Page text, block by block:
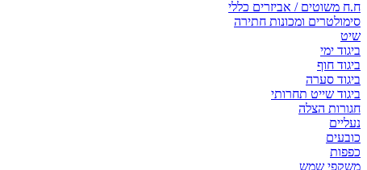
ח.ח משוטים / אביזרים כללי
סימולטרים ומכונות חתירה
שיט
ביגוד ימי
ביגוד חוף
ביגוד סערה
ביגוד שייט תחרותי
חגורות הצלה
נעליים
כובעים
כפפות
משקפי שמש